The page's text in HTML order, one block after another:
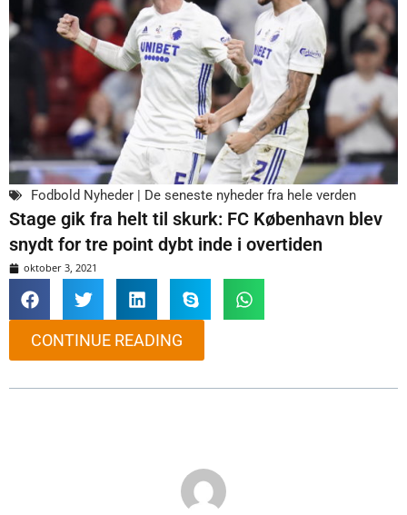
Fodbold Nyheder | De seneste nyheder fra hele verden
Stage gik fra helt til skurk: FC København blev
snydt for tre point dybt inde i overtiden
oktober 3, 2021
CONTINUE READING